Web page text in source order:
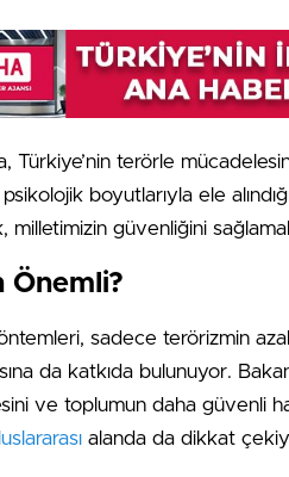
Türkiye’nin terörle
boyutlarıyla ele
milletimizin güvenliğini
Önemli?
sadece terörizmin
da katkıda bulunuyor.
ve toplumun daha güvenli
alanda da dikkat